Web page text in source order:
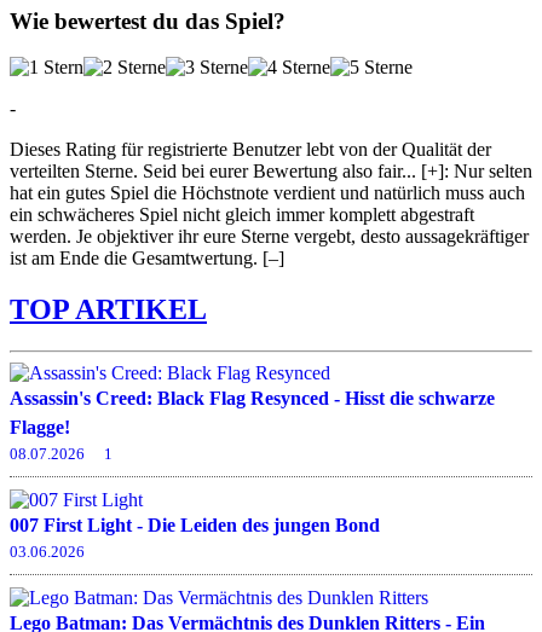
Wie bewertest du das Spiel?
-
Dieses Rating für registrierte Benutzer lebt von der Qualität der
verteilten Sterne. Seid bei eurer Bewertung also fair... [+]: Nur selten
hat ein gutes Spiel die Höchstnote verdient und natürlich muss auch
ein schwächeres Spiel nicht gleich immer komplett abgestraft
werden. Je objektiver ihr eure Sterne vergebt, desto aussagekräftiger
ist am Ende die Gesamtwertung. [–]
TOP ARTIKEL
Assassin's Creed: Black Flag Resynced - Hisst die schwarze
Flagge!
08.07.2026 1
007 First Light - Die Leiden des jungen Bond
03.06.2026
Lego Batman: Das Vermächtnis des Dunklen Ritters - Ein